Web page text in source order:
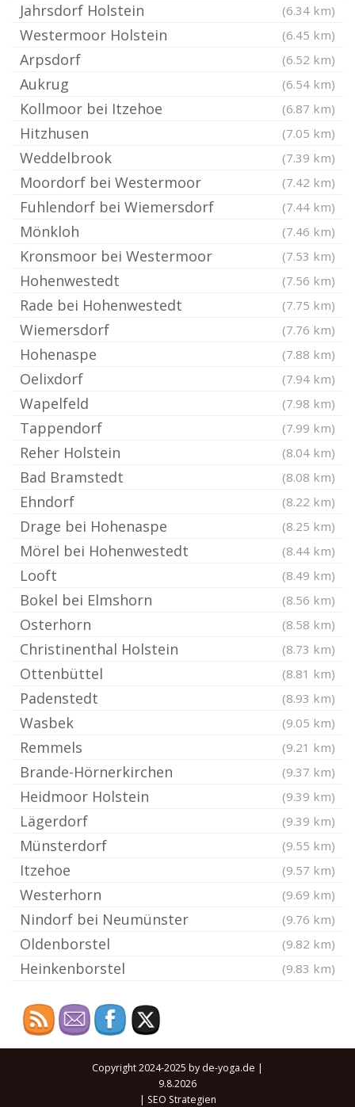
Jahrsdorf Holstein (6.34 km)
Westermoor Holstein (6.45 km)
Arpsdorf (6.52 km)
Aukrug (6.54 km)
Kollmoor bei Itzehoe (6.87 km)
Hitzhusen (7.05 km)
Weddelbrook (7.39 km)
Moordorf bei Westermoor (7.42 km)
Fuhlendorf bei Wiemersdorf (7.44 km)
Mönkloh (7.46 km)
Kronsmoor bei Westermoor (7.53 km)
Hohenwestedt (7.56 km)
Rade bei Hohenwestedt (7.75 km)
Wiemersdorf (7.76 km)
Hohenaspe (7.88 km)
Oelixdorf (7.94 km)
Wapelfeld (7.98 km)
Tappendorf (7.99 km)
Reher Holstein (8.04 km)
Bad Bramstedt (8.08 km)
Ehndorf (8.22 km)
Drage bei Hohenaspe (8.25 km)
Mörel bei Hohenwestedt (8.44 km)
Looft (8.49 km)
Bokel bei Elmshorn (8.56 km)
Osterhorn (8.58 km)
Christinenthal Holstein (8.73 km)
Ottenbüttel (8.81 km)
Padenstedt (8.93 km)
Wasbek (9.05 km)
Remmels (9.21 km)
Brande-Hörnerkirchen (9.37 km)
Heidmoor Holstein (9.39 km)
Lägerdorf (9.39 km)
Münsterdorf (9.55 km)
Itzehoe (9.57 km)
Westerhorn (9.69 km)
Nindorf bei Neumünster (9.76 km)
Oldenborstel (9.82 km)
Heinkenborstel (9.83 km)
Copyright 2024-2025 by de-yoga.de |
9.8.2026
| SEO Strategien